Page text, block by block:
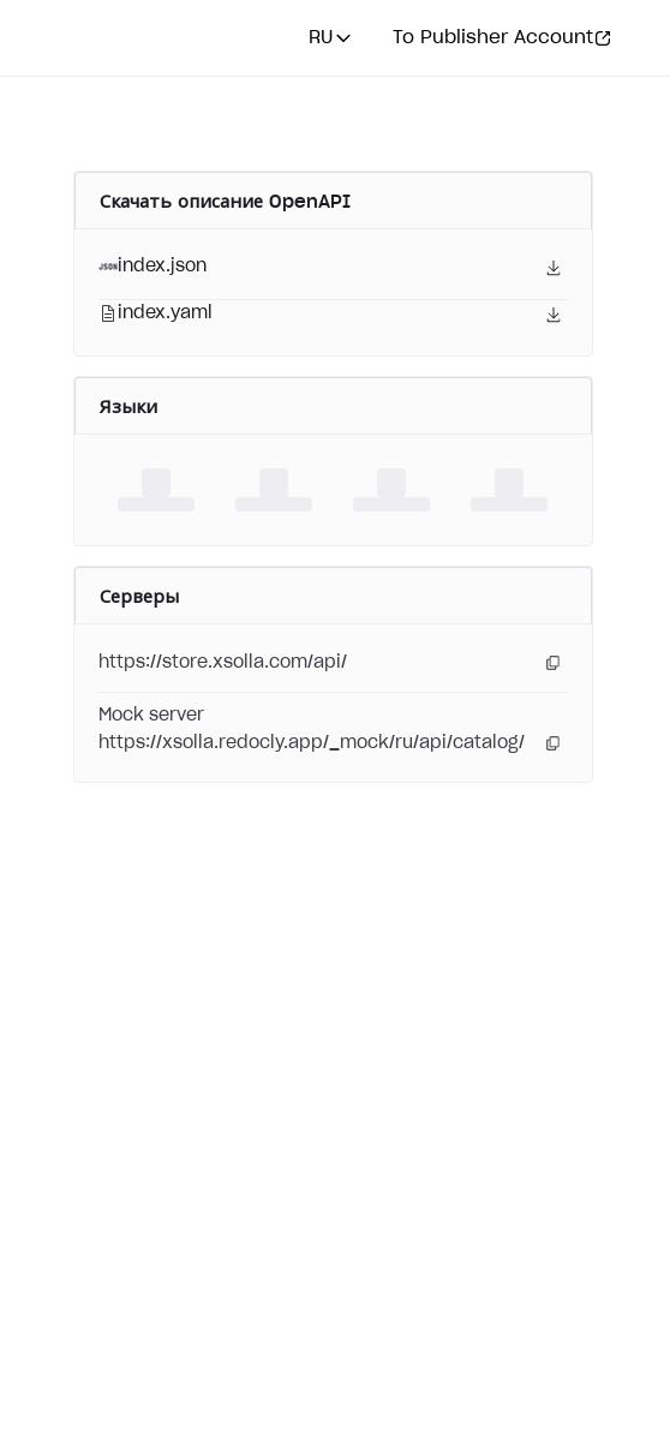
RU To Publisher Account
Скачать описание OpenAPI
index.json
index.yaml
Языки
Серверы
https://store.xsolla.com/api/
Mock server
https://xsolla.redocly.app/_mock/ru/api/catalog/